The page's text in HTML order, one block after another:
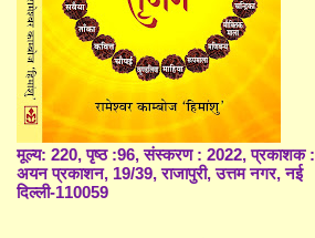
मूल्य: 220, पृष्ठ :96, संस्करण : 2022, प्रकाशक :
अयन प्रकाशन, 19/39, राजापुरी, उत्तम नगर, नई
दिल्ली-110059